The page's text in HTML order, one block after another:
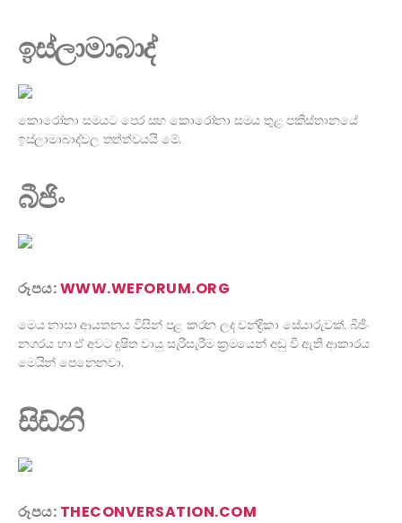
ඉස්ලාමාබාද්
කොරෝනා සමයට පෙර සහ කොරෝනා සමය තුළ පකිස්තානයේ
ඉස්ලාමාබාද්වල තත්ත්වයයි මේ.
බීජිං
රූපය:WWW.WEFORUM.ORG
මෙය නාසා ආයතනය විසින් පළ කරන ලද චන්ද්‍රිකා සේයාරුවක්. බීජිං
නගරය හා ඒ අවට දූෂිත වායු සැරිසැරීම ක්‍රමයෙන් අඩු වී ඇති ආකාරය
මෙයින් පෙනෙනවා.
සිඩ්නි
රූපය: THECONVERSATION.COM